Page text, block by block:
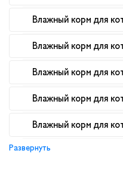
Влажный корм для
Влажный корм для
Влажный корм для
Влажный корм для
Влажный корм для
Развернуть